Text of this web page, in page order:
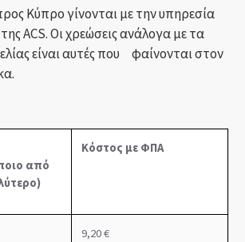
Κύπρο γίνονται με την υπηρεσία
ACS. Οι χρεώσεις ανάλογα με τα
είναι αυτές που φαίνονται στον
από
Κόστος με ΦΠΑ
9,20 €